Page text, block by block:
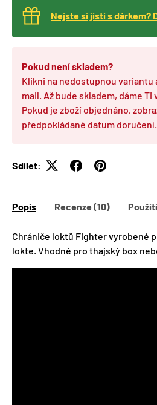
Nejste si jisti s dárkem?
Pokud není skladem?
Klikni na nedostupnou variantu
mail. Až bude skladem, dáme Ti
Pokud je zboží objednáno,
předpokládané datum doručení.
Sdílet:
Popis Recenze (10)
Chrániče loktů Fighter vyrobené
lokte. Vhodné pro thajský box